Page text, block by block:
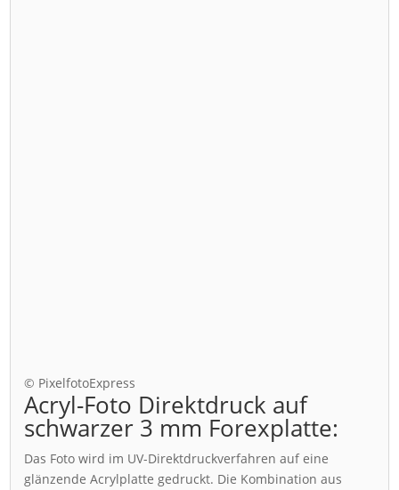
© PixelfotoExpress
Acryl-Foto Direktdruck auf
schwarzer 3 mm Forexplatte:
Das Foto wird im UV-Direktdruckverfahren auf eine
glänzende Acrylplatte gedruckt. Die Kombination aus